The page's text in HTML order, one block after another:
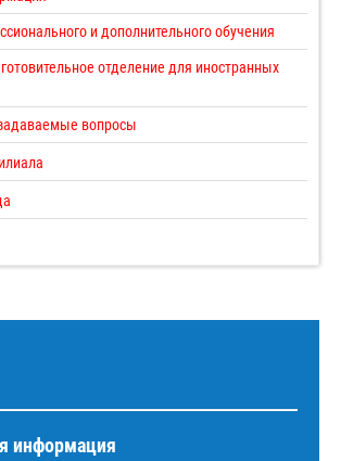
и дополнительного обучения
отделение для иностранных
вопросы
информация